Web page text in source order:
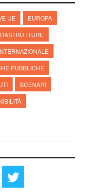
UE
EUROPA
PUBBLICHE
SCENARI